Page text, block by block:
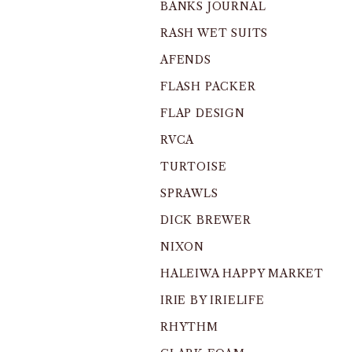
BANKS JOURNAL
RASH WET SUITS
AFENDS
FLASH PACKER
FLAP DESIGN
RVCA
TURTOISE
SPRAWLS
DICK BREWER
NIXON
HALEIWA HAPPY MARKET
IRIE BY IRIELIFE
RHYTHM